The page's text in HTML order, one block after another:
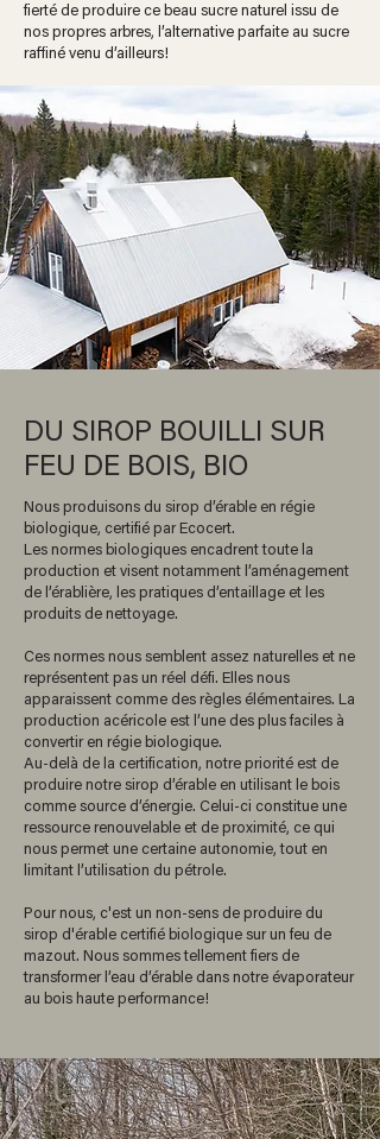
fierté de produire ce beau sucre naturel issu de
nos propres arbres, l’alternative parfaite au sucre
raffiné venu d’ailleurs!
DU SIROP BOUILLI SUR
FEU DE BOIS, BIO
Nous produisons du sirop d’érable en régie
biologique, certifié par Ecocert.
Les normes biologiques encadrent toute la
production et visent notamment l’aménagement
de l’érablière, les pratiques d’entaillage et les
produits de nettoyage.
Ces normes nous semblent assez naturelles et ne
représentent pas un réel défi. Elles nous
apparaissent comme des règles élémentaires. La
production acéricole est l’une des plus faciles à
convertir en régie biologique.
Au-delà de la certification, notre priorité est de
produire notre sirop d’érable en utilisant le bois
comme source d’énergie. Celui-ci constitue une
ressource renouvelable et de proximité, ce qui
nous permet une certaine autonomie, tout en
limitant l’utilisation du pétrole.
Pour nous, c'est un non-sens de produire du
sirop d'érable certifié biologique sur un feu de
mazout. Nous sommes tellement fiers de
transformer l’eau d’érable dans notre évaporateur
au bois haute performance!